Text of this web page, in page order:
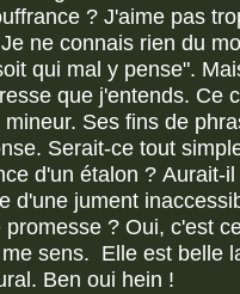
? J'aime pas
ne connais rien du
qui mal y pense".
que j'entends. Ce
Ses fins de
Serait-ce tout
d'un étalon ? Aurait-
d'une jument
promesse ? Oui, c'est
sens. Elle est belle
Ben oui hein !